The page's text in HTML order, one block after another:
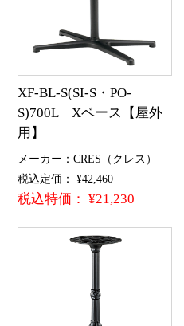
XF-BL-S(SI-S・PO-
S)700L Xベース【屋外
用】
メーカー：CRES（クレス）
税込定価： ¥42,460
税込特価： ¥21,230